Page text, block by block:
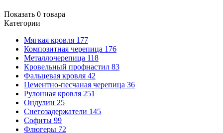
Показать 0 товара
Категории
Мягкая кровля 177
Композитная черепица 176
Металлочерепица 118
Кровельный профнастил 83
Фальцевая кровля 42
Цементно-песчаная черепица 36
Рулонная кровля 251
Ондулин 25
Снегозадержатели 145
Софиты 99
Флюгеры 72